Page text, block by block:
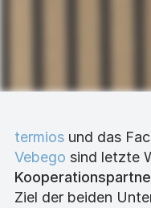
termiosund das
Vebego sind letzte
Ziel der beiden